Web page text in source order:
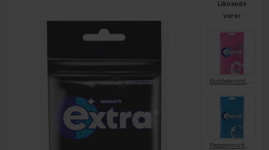
Liknande
varor
Bubbelmint Sugarfree Gum
Peppermint Sugarfree Gum